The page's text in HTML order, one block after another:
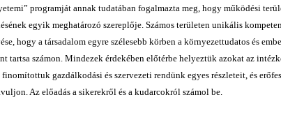
programját annak tudatában fogalmazta meg, hogy működési
egyik meghatározó szereplője. Számos területen unikális
hogy a társadalom egyre szélesebb körben a környezettudatos és
tartsa számon. Mindezek érdekében előtérbe helyeztük azokat az
gazdálkodási és szervezeti rendünk egyes részleteit, és
Az előadás a sikerekről és a kudarcokról számol be.